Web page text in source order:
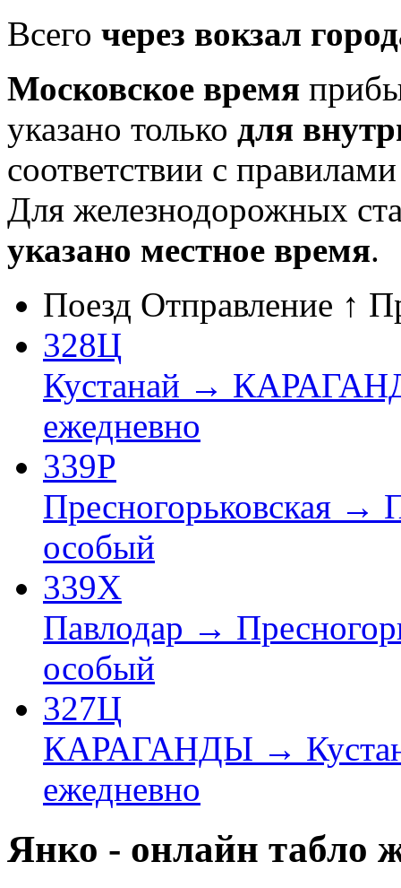
Всего через вокзал
Московское время
указано только для
соответствии с
Для железнодорожных
указано местное время.
Поезд Отправление ↑
328Ц
Кустанай →
ежедневно
339Р
Пресногорьковская →
особый
339Х
Павлодар →
особый
327Ц
КАРАГАНДЫ →
ежедневно
Янко - онлайн табло